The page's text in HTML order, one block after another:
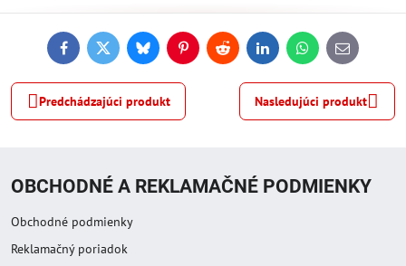
FacebookTwitterBlueskyPinterestReddit LinkedInWhatsApp
E-
mail
Predchádzajúci produkt Nasledujúci produkt
OBCHODNÉ A REKLAMAČNÉ PODMIENKY
Obchodné podmienky
Reklamačný poriadok